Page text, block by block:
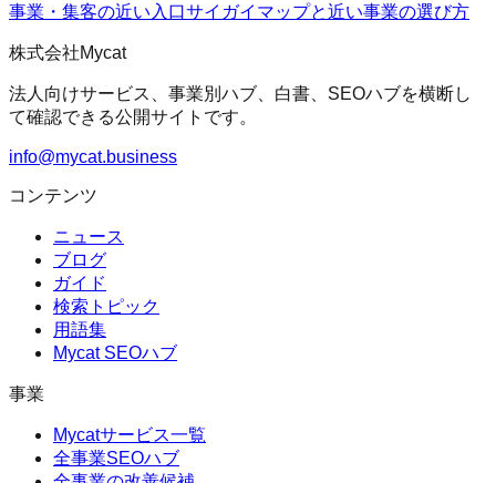
事業・集客の近い入口サイガイマップと近い事業の選び方
株式会社Mycat
法人向けサービス、事業別ハブ、白書、SEOハブを横断し
て確認できる公開サイトです。
info@mycat.business
コンテンツ
ニュース
ブログ
ガイド
検索トピック
用語集
Mycat SEOハブ
事業
Mycatサービス一覧
全事業SEOハブ